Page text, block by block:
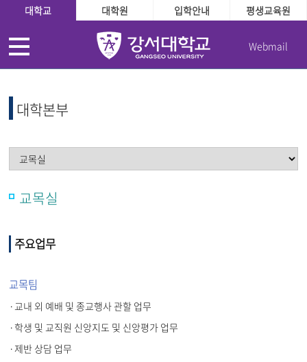
대학교 대학원 입학안내 평생교육원
Webmail
대학본부
교목실
주요업무
교목팀
·교내 외 예배 및 종교행사 관할 업무
·학생 및 교직원 신앙지도 및 신앙평가 업무
·제반 상담 업무